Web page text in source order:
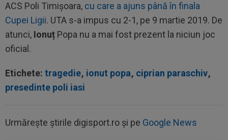
ACS Poli Timișoara, cu care a ajuns până în finala
Cupei Ligii. UTA s-a impus cu 2-1, pe 9 martie 2019. De
atunci, Ionuț Popa nu a mai fost prezent la niciun joc
oficial.
Etichete: tragedie, ionut popa, ciprian paraschiv,
presedinte poli iasi
Urmărește știrile digisport.ro și pe Google News